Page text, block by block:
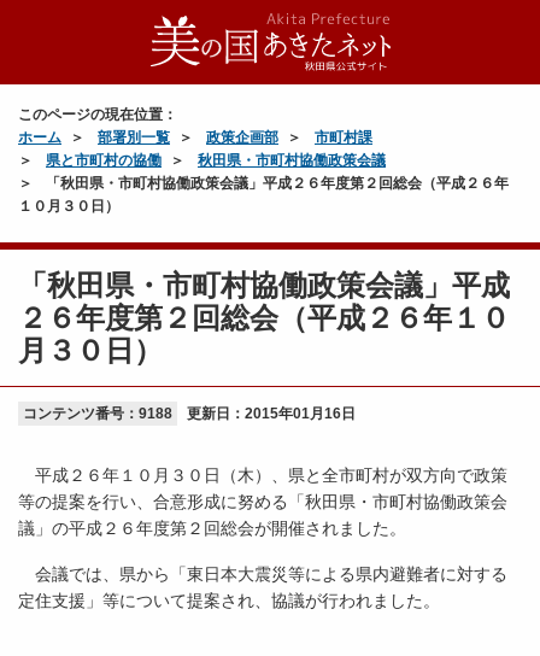
このページの現在位置：
ホーム
部署別一覧 政策企画部
市町村課
県と市町村の協働
秋田県・市町村協働政策会議
「秋田県・市町村協働政策会議」平成２６年度第２回総会（平成２６年
１０月３０日）
「秋田県・市町村協働政策会議」平成
２６年度第２回総会（平成２６年１０
月３０日）
コンテンツ番号：9188 更新日： 2015年01月16日
平成２６年１０月３０日（木）、県と全市町村が双方向で政策
等の提案を行い、合意形成に努める「秋田県・市町村協働政策会
議」の平成２６年度第２回総会が開催されました。
会議では、県から「東日本大震災等による県内避難者に対する
定住支援」等について提案され、協議が行われました。